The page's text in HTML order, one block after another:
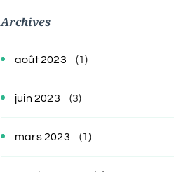
Archives
août 2023 (1)
juin 2023 (3)
mars 2023 (1)